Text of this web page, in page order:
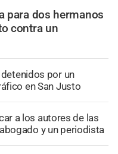
para dos hermanos
contra un
detenidos por un
en San Justo
a los autores de las
y un periodista